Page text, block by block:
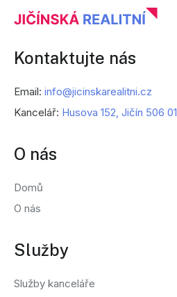
Kontaktujte nás
Email: info@jicinskarealitni.cz
Kancelář: Husova 152, Jičín 506 01
O nás
Domů
O nás
Služby
Služby kanceláře